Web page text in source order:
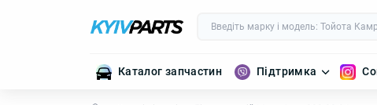
Каталог запчастин Підтримка